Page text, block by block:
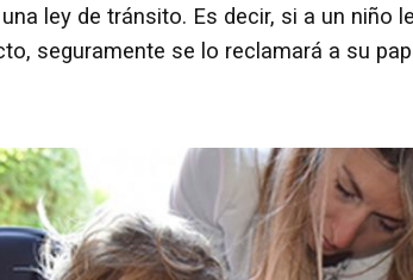
ley de tránsito. Es decir, si a un niño
seguramente se lo reclamará a su